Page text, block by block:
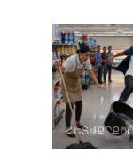
ՀԵՏԱՔՐՔԻՐ